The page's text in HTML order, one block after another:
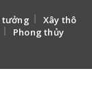
tưởng
Xây thô
Phong thủy